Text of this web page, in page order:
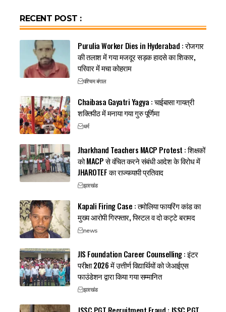
RECENT POST :
Purulia Worker Dies in Hyderabad : रोजगार
की तलाश में गया मजदूर सड़क हादसे का शिकार,
परिवार में मचा कोहराम
पश्चिम बंगाल
Chaibasa Gayatri Yagya : चाईबासा गायत्री
शक्तिपीठ में मनाया गया गुरु पूर्णिमा
धर्म
Jharkhand Teachers MACP Protest : शिक्षकों
को MACP से वंचित करने संबंधी आदेश के विरोध में
JHAROTEF का राज्यव्यापी प्रतिवाद
झारखंड
Kapali Firing Case : तमोलिया फायरिंग कांड का
मुख्य आरोपी गिरफ्तार, पिस्टल व दो कट्टे बरामद
news
JIS Foundation Career Counselling : इंटर
परीक्षा 2026 में उत्तीर्ण विद्यार्थियों को जेआईएस
फाउंडेशन द्वारा किया गया सम्मानित
झारखंड
JSSC PGT Recruitment Fraud : JSSC PGT